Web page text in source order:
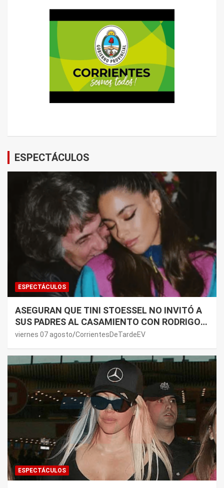
ESPECTÁCULOS
ESPECTÁCULOS
ASEGURAN QUE TINI STOESSEL NO INVITÓ A
SUS PADRES AL CASAMIENTO CON RODRIGO
DE PAUL: LOS MOTIVOS
viernes 07 agosto CorrientesDeTardeEV
ESPECTÁCULOS